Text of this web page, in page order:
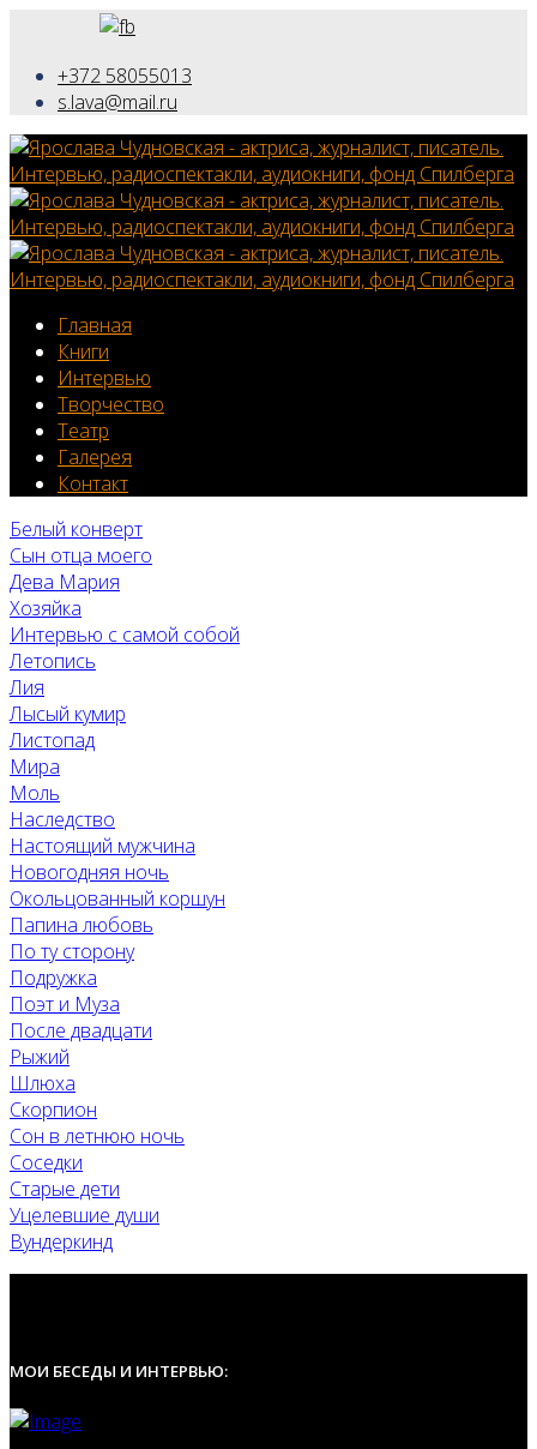
+372 58055013
s.lava@mail.ru
Главная
Книги
Интервью
Творчество
Театр
Галерея
Контакт
Белый конверт
Сын отца моего
Дева Мария
Хозяйка
Интервью с самой собой
Летопись
Лия
Лысый кумир
Листопад
Мира
Моль
Наследство
Настоящий мужчина
Новогодняя ночь
Окольцованный коршун
Папина любовь
По ту сторону
Подружка
Поэт и Муза
После двадцати
Рыжий
Шлюха
Скорпион
Сон в летнюю ночь
Соседки
Старые дети
Уцелевшие души
Вундеркинд
МОИ БЕСЕДЫ И ИНТЕРВЬЮ: